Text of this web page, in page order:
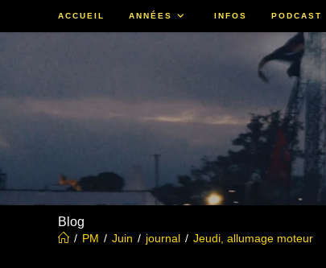
ACCUEIL ANNÉES INFOS PODCAST
Blog
/ PM / Juin / journal / Jeudi, allumage moteur